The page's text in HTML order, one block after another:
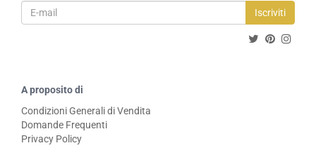
Iscriviti
A proposito di
Condizioni Generali di Vendita
Domande Frequenti
Privacy Policy